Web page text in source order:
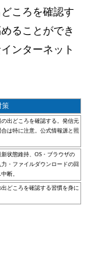
ころを確認す
ることができ
ンターネット
策
出どころを確認する。発信元
は特に注意。公式情報源と照
状態維持、OS・ブラウザの
・ファイルダウンロードの回
断。
どころを確認する習慣を身に